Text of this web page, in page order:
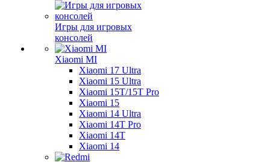
Игры для игровых
консолей
Xiaomi MI
Xiaomi 17 Ultra
Xiaomi 15 Ultra
Xiaomi 15T/15T Pro
Xiaomi 15
Xiaomi 14 Ultra
Xiaomi 14T Pro
Xiaomi 14T
Xiaomi 14